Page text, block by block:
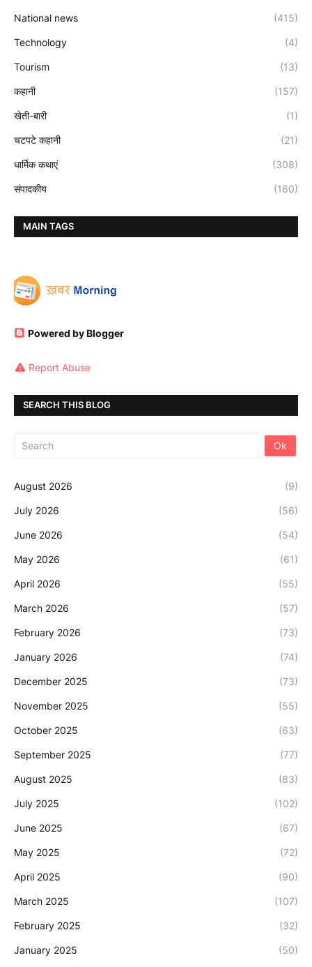
National news (415)
Technology (4)
Tourism (13)
कहानी (157)
खेती-बारी (1)
चटपटे कहानी (21)
धार्मिक कथाएं (308)
संपादकीय (160)
MAIN TAGS
Powered by Blogger
Report Abuse
SEARCH THIS BLOG
August 2026 (9)
July 2026 (56)
June 2026 (54)
May 2026 (61)
April 2026 (55)
March 2026 (57)
February 2026 (73)
January 2026 (74)
December 2025 (73)
November 2025 (55)
October 2025 (63)
September 2025 (77)
August 2025 (83)
July 2025 (102)
June 2025 (67)
May 2025 (72)
April 2025 (90)
March 2025 (107)
February 2025 (32)
January 2025 (50)